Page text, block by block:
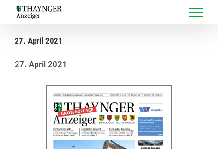
27. April 2021
27. April 2021